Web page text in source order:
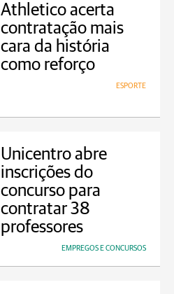
Athletico acerta
contratação mais
cara da história
como reforço
ESPORTE
Unicentro abre
inscrições do
concurso para
contratar 38
professores
EMPREGOS E CONCURSOS